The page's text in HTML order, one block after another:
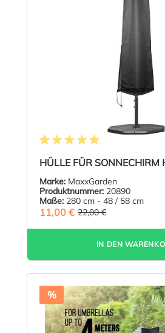
HÜLLE FÜR SONNECHIRM
Marke: MaxxGarden
Produktnummer: 20890
Maße: 280 cm - 48 / 58 cm
11,00 € 22,00 €(50%
IN DEN
%